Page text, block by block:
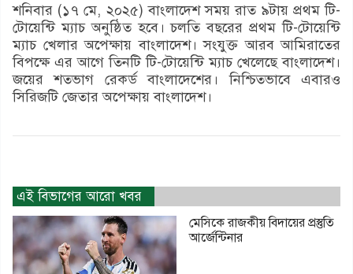
শনিবার (১৭ মে, ২০২৫) বাংলাদেশ সময় রাত ৯টায় প্রথম টি-
টোয়েন্টি ম্যাচ অনুষ্ঠিত হবে। চলতি বছরের প্রথম টি-টোয়েন্টি
ম্যাচ খেলার অপেক্ষায় বাংলাদেশ। সংযুক্ত আরব আমিরাতের
বিপক্ষে এর আগে তিনটি টি-টোয়েন্টি ম্যাচ খেলেছে বাংলাদেশ।
জয়ের শতভাগ রেকর্ড বাংলাদেশের। নিশ্চিতভাবে এবারও
সিরিজটি জেতার অপেক্ষায় বাংলাদেশ।
এই বিভাগের আরো খবর
মেসিকে রাজকীয় বিদায়ের প্রস্তুতি
আর্জেন্টিনার